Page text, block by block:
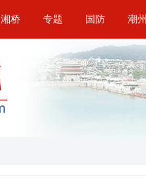
湘桥 专题 国防 潮